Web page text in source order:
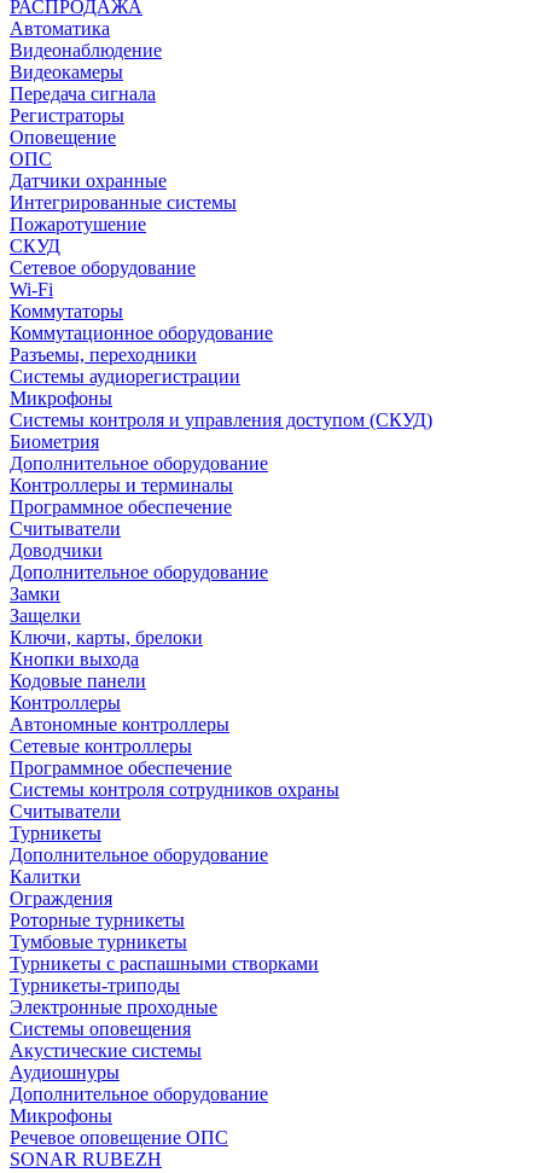
РАСПРОДАЖА
Автоматика
Видеонаблюдение
Видеокамеры
Передача сигнала
Регистраторы
Оповещение
ОПС
Датчики охранные
Интегрированные системы
Пожаротушение
СКУД
Сетевое оборудование
Wi-Fi
Коммутаторы
Коммутационное оборудование
Разъемы, переходники
Системы аудиорегистрации
Микрофоны
Системы контроля и управления доступом (СКУД)
Биометрия
Дополнительное оборудование
Контроллеры и терминалы
Программное обеспечение
Считыватели
Доводчики
Дополнительное оборудование
Замки
Защелки
Ключи, карты, брелоки
Кнопки выхода
Кодовые панели
Контроллеры
Автономные контроллеры
Сетевые контроллеры
Программное обеспечение
Системы контроля сотрудников охраны
Считыватели
Турникеты
Дополнительное оборудование
Калитки
Ограждения
Роторные турникеты
Тумбовые турникеты
Турникеты с распашными створками
Турникеты-триподы
Электронные проходные
Системы оповещения
Акустические системы
Аудиошнуры
Дополнительное оборудование
Микрофоны
Речевое оповещение ОПС
SONAR RUBEZH